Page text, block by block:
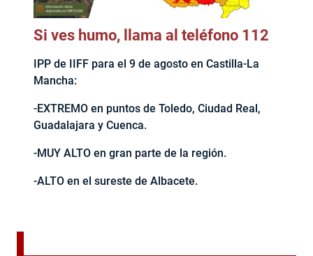
Si ves humo, llama al teléfono 112
IPP de IIFF para el 9 de agosto en Castilla-La
Mancha:
-EXTREMO en puntos de Toledo, Ciudad Real,
Guadalajara y Cuenca.
-MUY ALTO en gran parte de la región.
-ALTO en el sureste de Albacete.